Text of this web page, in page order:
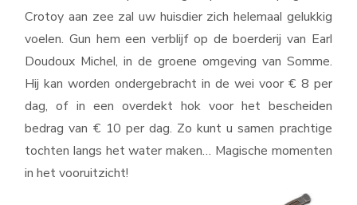
Crotoy aan zee zal uw huisdier zich helemaal gelukkig
voelen. Gun hem een verblijf op de boerderij van Earl
Doudoux Michel, in de groene omgeving van Somme.
Hij kan worden ondergebracht in de wei voor € 8 per
dag, of in een overdekt hok voor het bescheiden
bedrag van € 10 per dag. Zo kunt u samen prachtige
tochten langs het water maken… Magische momenten
in het vooruitzicht!